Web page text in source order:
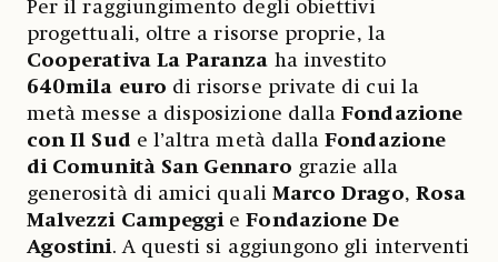
Per il raggiungimento degli obiettivi
progettuali, oltre a risorse proprie, la
Cooperativa La Paranza ha investito
640mila euro di risorse private di cui la
metà messe a disposizione dallaFondazione
con Il Sud e l’altra metà dallaFondazione
di Comunità San Gennaro grazie alla
generosità di amici quali Marco Drago, Rosa
Malvezzi CampeggieFondazione De
Agostini. A questi si aggiungono gli interventi